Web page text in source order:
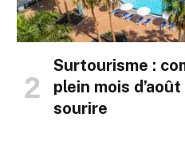
Surtourisme :
plein mois
sourire